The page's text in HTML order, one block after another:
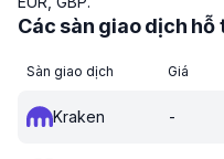
Các sàn giao dịch hỗ
Sàn giao dịch Giá
Kraken -